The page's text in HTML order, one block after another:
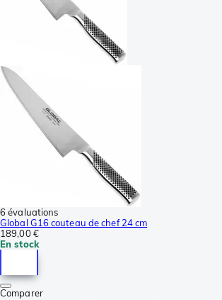
6 évaluations
Global G16 couteau de chef 24 cm
189,00 €
En stock
Comparer